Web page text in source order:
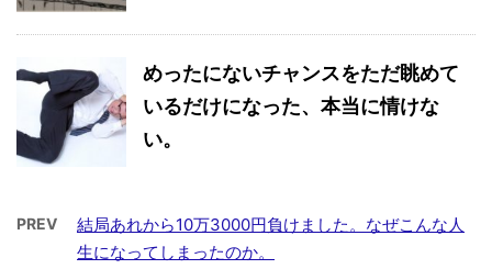
めったにないチャンスをただ眺めて
いるだけになった、本当に情けな
い。
PREV
結局あれから10万3000円負けました。なぜこんな人
生になってしまったのか。